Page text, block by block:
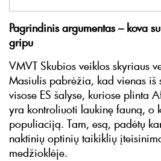
Pagrindinis argumentas – kova
gripu
VMVT Skubios veiklos skyriaus
Masiulis pabrėžia, kad vienas iš
visose ES šalyse, kuriose plinta
yra kontroliuoti laukinę fauną, o
populiaciją. Tam, esą, padėtų
naktinių optinių taikiklių
medžioklėje.